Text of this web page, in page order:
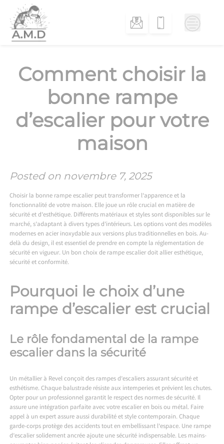
content
Comment choisir la
bonne rampe
d’escalier pour votre
maison
Posted on novembre 7, 2025
Choisir la bonne rampe escalier peut transformer l’apparence et la
fonctionnalité de votre maison. Elle joue un rôle crucial en matière de
sécurité et d’esthétique. Différents matériaux et styles sont disponibles sur le
marché, s’adaptant à divers types d’intérieurs. Les options vont des modèles
modernes en acier inoxydable aux versions plus traditionnelles en bois. Au-
delà du design, il est essentiel de prendre en compte la réglementation de
sécurité en vigueur. Un bon choix de rampe escalier doit allier esthétique,
sécurité et conformité.
Pourquoi le choix d’une
rampe d’escalier est crucial
Le rôle fondamental de la rampe
escalier dans la sécurité
Un métallier à Revelconçoit des rampes d’escaliers assurant sécurité et
esthétisme. Chaque balustrade résiste aux intemperies et prévient les chutes.
Opter pour un professionnel garantit le respect des normes de sécurité. Il
assure une intégration parfaite avec votre escalier en bois ou métal. Faire
appel à un expert assure aussi durabilité et style contemporain. Chaque
garde-corps protège des accidents tout en embellissant l’espace. Une rampe
d’escalier solidement ancrée ajoute une sécurité indispensable. Les mains-